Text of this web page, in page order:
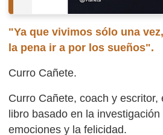
"Ya que vivimos sólo una
la pena ir a por los sueños".
Curro Cañete.
Curro Cañete, coach y escritor,
libro basado en la
emociones y la felicidad.